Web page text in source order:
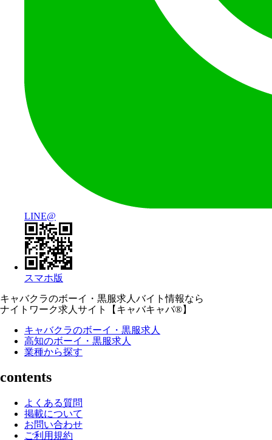
LINE@
スマホ版
キャバクラのボーイ・黒服求人バイト情報なら
ナイトワーク求人サイト【キャバキャバ®】
キャバクラのボーイ・黒服求人
高知のボーイ・黒服求人
業種から探す
contents
よくある質問
掲載について
お問い合わせ
ご利用規約